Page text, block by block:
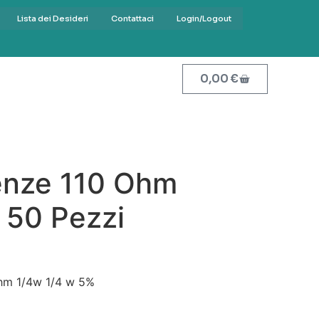
Lista dei Desideri Contattaci Login/Logout
0,00€
110 Ohm
50 Pezzi
1/4w 1/4 w 5%